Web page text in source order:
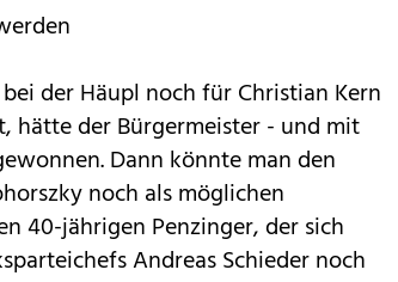
der Häupl noch für Christian Kern
hätte der Bürgermeister - und mit
Dann könnte man den
noch als möglichen
40-jährigen Penzinger, der sich
Andreas Schieder noch